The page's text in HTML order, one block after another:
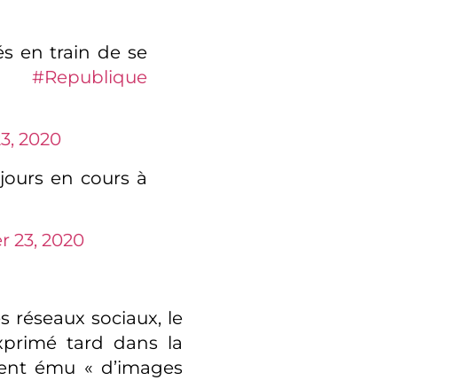
en train de se
#Republique
2020
en cours à
23, 2020
réseaux sociaux, le
tard dans la
ému « d’images